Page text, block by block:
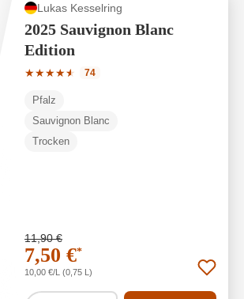
Lukas Kesselring
2025 Sauvignon Blanc
Edition
★★★★★
★
Durchschnittliche Bewertung von 4.77
74
Pfalz
Sauvignon Blanc
Trocken
11,90 €
7,50 €*
10,00 €/L (0,75 L)